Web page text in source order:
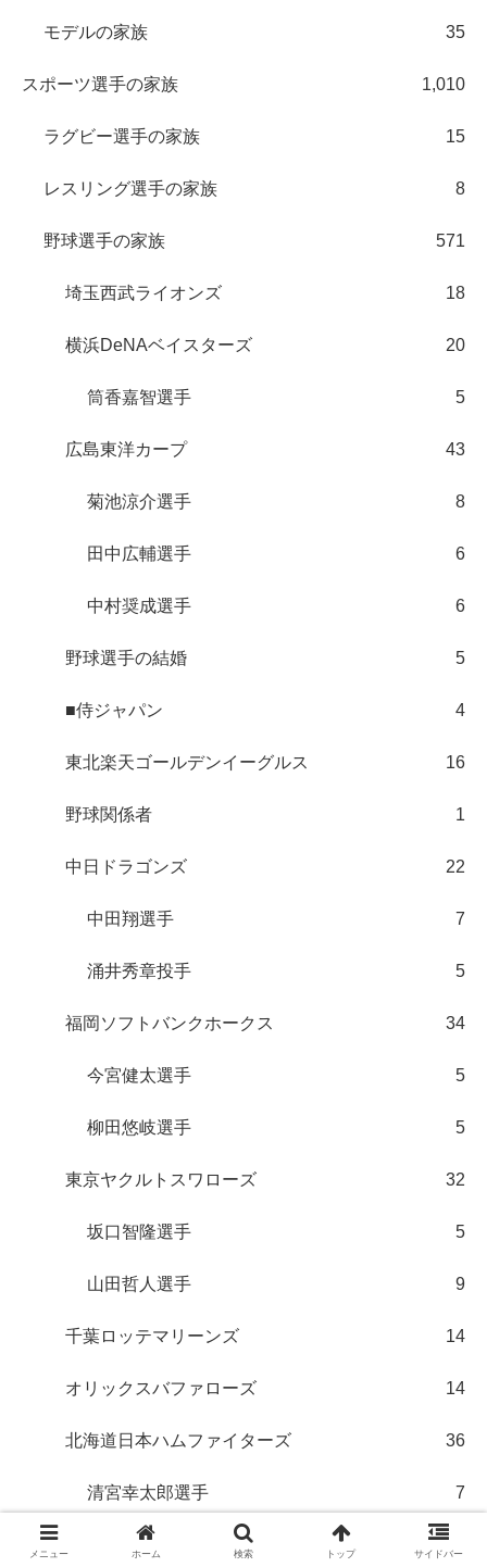
モデルの家族 35
スポーツ選手の家族 1,010
ラグビー選手の家族 15
レスリング選手の家族 8
野球選手の家族 571
埼玉西武ライオンズ 18
横浜DeNAベイスターズ 20
筒香嘉智選手 5
広島東洋カープ 43
菊池涼介選手 8
田中広輔選手 6
中村奨成選手 6
野球選手の結婚 5
■侍ジャパン 4
東北楽天ゴールデンイーグルス 16
野球関係者 1
中日ドラゴンズ 22
中田翔選手 7
涌井秀章投手 5
福岡ソフトバンクホークス 34
今宮健太選手 5
柳田悠岐選手 5
東京ヤクルトスワローズ 32
坂口智隆選手 5
山田哲人選手 9
千葉ロッテマリーンズ 14
オリックスバファローズ 14
北海道日本ハムファイターズ 36
清宮幸太郎選手 7
92
メニュー ホーム 検索 トップ サイドバー